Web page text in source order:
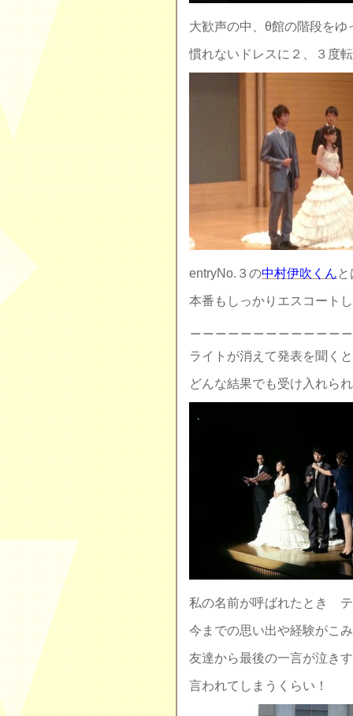
大歓声の中、θ館の階段をゆ
慣れないドレスに２、３度
entryNo.３の中村伊吹くん
本番もしっかりエスコート
ライトが消えて発表を聞く
どんな結果でも受け入れら
私の名前が呼ばれたとき
今までの思い出や経験がこ
友達から最後の一言が泣き
言われてしまうくらい！